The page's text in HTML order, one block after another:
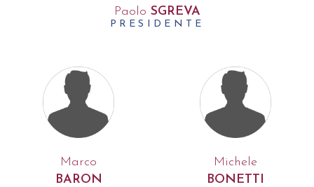
Paolo SGREVA
PRESIDENTE
Marco
BARON
Michele
BONETTI